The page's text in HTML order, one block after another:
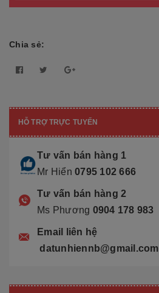
Chia sẻ:
HỖ TRỢ TRỰC TUYẾN
Tư vấn bán hàng 1
Mr Hiển 0795 102 666
Tư vấn bán hàng 2
Ms Phương 0904 178 983
Email liên hệ
datunhiennb@gmail.com